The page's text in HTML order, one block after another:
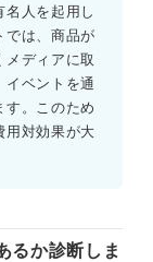
名人を起用し
では、商品が
メディアに取
イベントを通
す。このため
用対効果が大
るか診断しま